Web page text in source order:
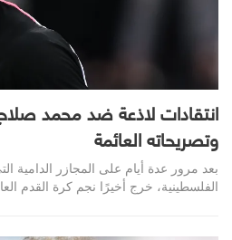
انتقادات لاذعة ضد محمد
وتصريحاته العائمة
بعد مرور عدة أيام على المجازر الدامية
الفلسطينية، خرج أخيرًا نجم كرة القدم